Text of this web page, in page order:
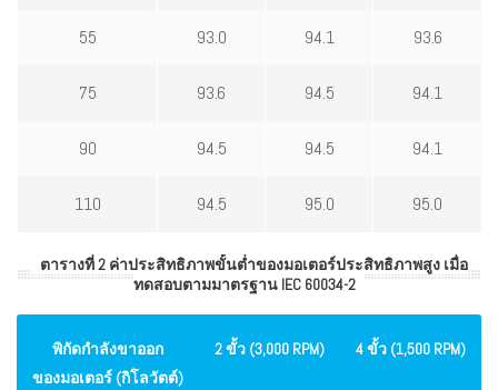
55 93.0 94.1 93.6
75 93.6 94.5 94.1
90 94.5 94.5 94.1
110 94.5 95.0 95.0
ตารางที่ 2 ค่าประสิทธิภาพขั้นต่ำของมอเตอร์ประสิทธิภาพสูง เมื่อ
ทดสอบตามมาตรฐาน IEC 60034-2
พิกัดกำลังขาออก
ของมอเตอร์ (กิโลวัตต์)
2 ขั้ว (3,000 RPM) 4 ขั้ว (1,500 RPM)